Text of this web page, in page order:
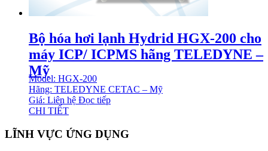
Bộ hóa hơi lạnh Hydrid HGX-200 cho
máy ICP/ ICPMS hãng TELEDYNE –
Mỹ
Model: HGX-200
Hãng: TELEDYNE CETAC – Mỹ
Giá: Liên hệ Đọc tiếp
CHI TIẾT
LĨNH VỰC ỨNG DỤNG